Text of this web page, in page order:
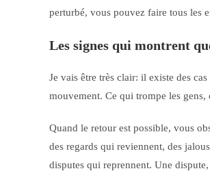
perturbé, vous pouvez faire tous les
Les signes qui montrent
Je vais être très clair: il existe des
mouvement. Ce qui trompe les gens,
Quand le retour est possible, vous
des regards qui reviennent, des
disputes qui reprennent. Une